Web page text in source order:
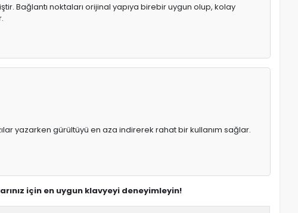
Bağlantı noktaları orijinal yapıya birebir uygun olup, kolay
yazarken gürültüyü en aza indirerek rahat bir kullanım sağlar.
için en uygun klavyeyi deneyimleyin!